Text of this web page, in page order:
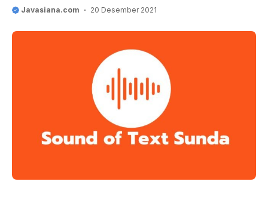
Javasiana.com 20 Desember 2021